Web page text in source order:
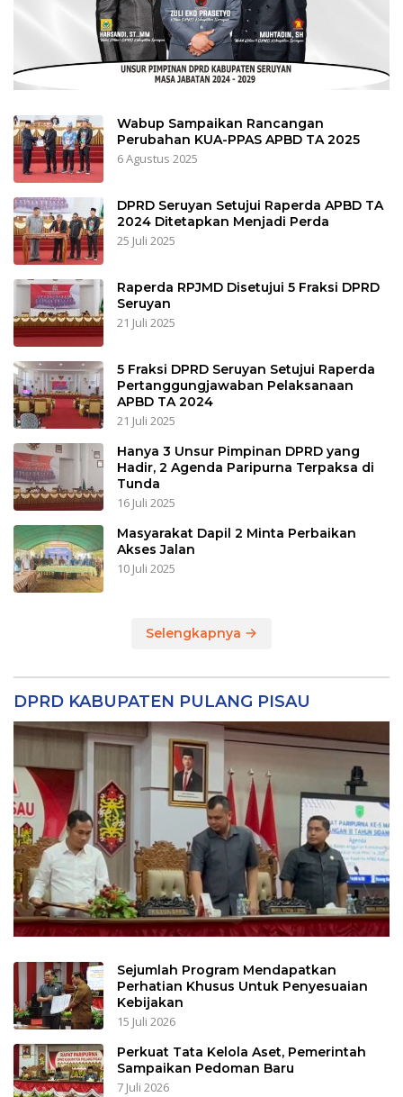
Wabup Sampaikan Rancangan
Perubahan KUA-PPAS APBD TA 2025
6 Agustus 2025
DPRD Seruyan Setujui Raperda APBD TA
2024 Ditetapkan Menjadi Perda
25 Juli 2025
Raperda RPJMD Disetujui 5 Fraksi DPRD
Seruyan
21 Juli 2025
5 Fraksi DPRD Seruyan Setujui Raperda
Pertanggungjawaban Pelaksanaan
APBD TA 2024
21 Juli 2025
Hanya 3 Unsur Pimpinan DPRD yang
Hadir, 2 Agenda Paripurna Terpaksa di
Tunda
16 Juli 2025
Masyarakat Dapil 2 Minta Perbaikan
Akses Jalan
10 Juli 2025
Selengkapnya
DPRD KABUPATEN PULANG PISAU
Sejumlah Program Mendapatkan
Perhatian Khusus Untuk Penyesuaian
Kebijakan
15 Juli 2026
Perkuat Tata Kelola Aset, Pemerintah
Sampaikan Pedoman Baru
7 Juli 2026